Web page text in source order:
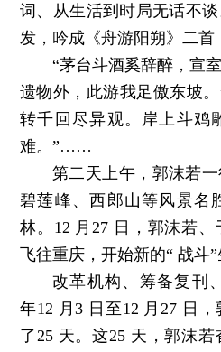
词、从生活到时局无话不
发，吟成《舟游阳朔》二首
“茅台斗酒奚辞醉，宣
遗物外，此游我足傲东坡
转千回尽异观。岸上斗鸡
难。”……
第二天上午，郭沫若
碧莲峰、西郎山等风景名
林。12 月27 日，郭沫若、
飞往重庆，开始新的“ 战斗”
改革机构、筹备复刊
年12 月3 日至12 月27 日
了25 天。这25 天，郭沫